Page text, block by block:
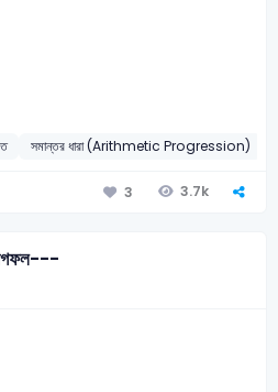
সমান্তর ধারা (Arithmetic Progression)
3 3.7k